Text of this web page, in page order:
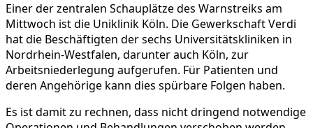
Einer der zentralen Schauplätze des Warnstreiks am
Mittwoch ist die Uniklinik Köln. Die Gewerkschaft Verdi
hat die Beschäftigten der sechs Universitätskliniken in
Nordrhein-Westfalen, darunter auch Köln, zur
Arbeitsniederlegung aufgerufen. Für Patienten und
deren Angehörige kann dies spürbare Folgen haben.
Es ist damit zu rechnen, dass nicht dringend notwendige